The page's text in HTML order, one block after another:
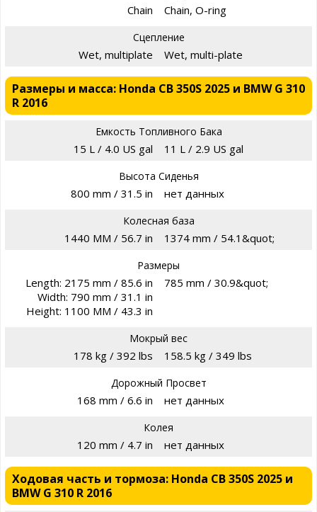
Chain Chain, O-ring
Сцепление
Wet, multiplate Wet, multi-plate
Размеры и масса: Honda CB 350S 2025 и BMW G 310
R 2016
Емкость Топливного Бака
15 L / 4.0 US gal 11 L / 2.9 US gal
Высота Сиденья
800 mm / 31.5 in нет данных
Колесная база
1440 MM / 56.7 in 1374 mm / 54.1&quot;
Размеры
Length: 2175 mm / 85.6 in
Width: 790 mm / 31.1 in
Height: 1100 MM / 43.3 in
785 mm / 30.9&quot;
Мокрый вес
178 kg / 392 lbs 158.5 kg / 349 lbs
Дорожный Просвет
168 mm / 6.6 in нет данных
Колея
120 mm / 4.7 in нет данных
Ходовая часть и тормоза: Honda CB 350S 2025 и
BMW G 310 R 2016